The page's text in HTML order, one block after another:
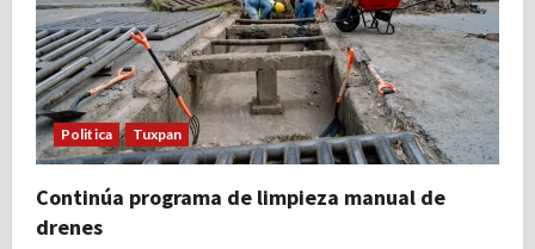
Politica Tuxpan
Continúa programa de limpieza manual de
drenes